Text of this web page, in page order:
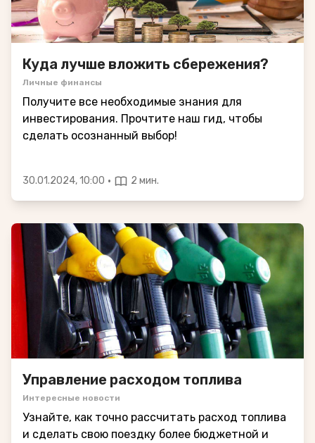
Куда лучше вложить сбережения?
Личные финансы
Получите все необходимые знания для
инвестирования. Прочтите наш гид, чтобы
сделать осознанный выбор!
30.01.2024, 10:00 · 2 мин.
Управление расходом топлива
Интересные новости
Узнайте, как точно рассчитать расход топлива
и сделать свою поездку более бюджетной и